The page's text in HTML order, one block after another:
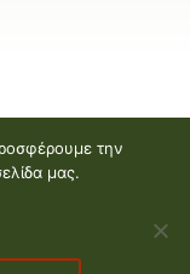
Development
την
μας.